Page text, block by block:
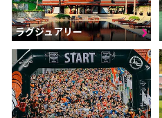
ラグジュアリー